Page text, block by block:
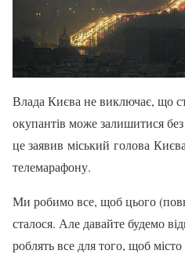
Влада Києва не виключає, що
окупантів може залишитися
це заявив міський голова
телемарафону.
Ми робимо все, щоб цього
сталося. Але давайте будемо
роблять все для того, щоб